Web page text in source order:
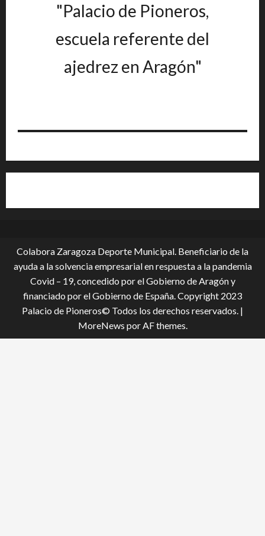
"Palacio de Pioneros,
escuela referente del
ajedrez en Aragón"
Colabora Zaragoza Deporte Municipal. Beneficiario de la
ayuda a la solvencia empresarial en respuesta a la pandemia
Covid – 19, conce­dido por el Gobierno de Aragón y
financiado por el Gobierno de España. Copyright 2023
Palacio de Pioneros© Todos los derechos reservados. |
MoreNews por AF themes.